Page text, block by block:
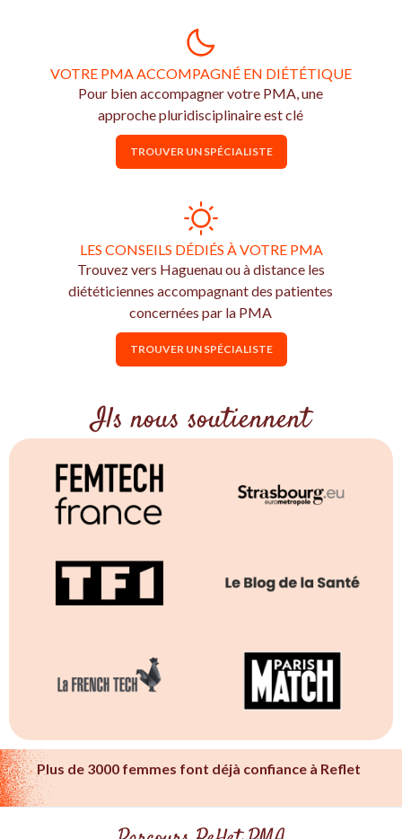
VOTRE PMA ACCOMPAGNÉ EN DIÉTÉTIQUE
Pour bien accompagner votre PMA, une
approche pluridisciplinaire est clé
TROUVER UN SPÉCIALISTE
LES CONSEILS DÉDIÉS À VOTRE PMA
Trouvez vers Haguenau ou à distance les
diététiciennes accompagnant des patientes
concernées par la PMA
TROUVER UN SPÉCIALISTE
Ils nous soutiennent
Plus de 3000 femmes font déjà confiance à Reflet